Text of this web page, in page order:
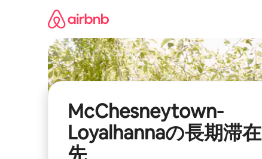
McChesneytown-
Loyalhannaの長期滞在
先